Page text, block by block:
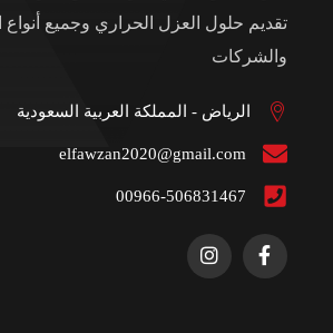
تقديم حلول العزل الحراري وجميع أنواع
والشركات
الرياض - المملكة العربية السعودية
elfawzan2020@gmail.com
00966-506831467